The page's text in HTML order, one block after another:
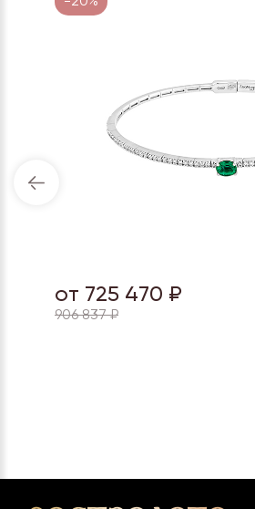
от 725 470 ₽
906 837 ₽